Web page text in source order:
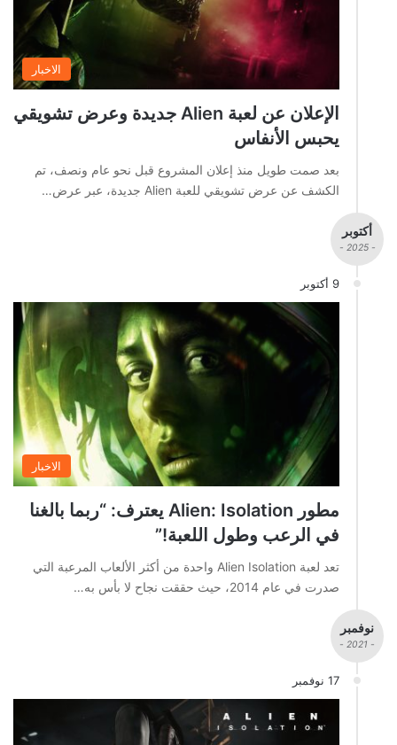
الاخبار
الإعلان عن لعبة Alien جديدة وعرض تشويقي
يحبس الأنفاس
بعد صمت طويل منذ إعلان المشروع قبل نحو عام ونصف، تم
الكشف عن عرض تشويقي للعبة Alien جديدة، عبر عرض…
أكتوبر
- 2025 -
9 أكتوبر
الاخبار
مطور Alien: Isolation يعترف: “ربما بالغنا
في الرعب وطول اللعبة!”
تعد لعبة Alien Isolation واحدة من أكثر الألعاب المرعبة التي
صدرت في عام 2014، حيث حققت نجاح لا بأس به…
نوفمبر
- 2021 -
17 نوفمبر